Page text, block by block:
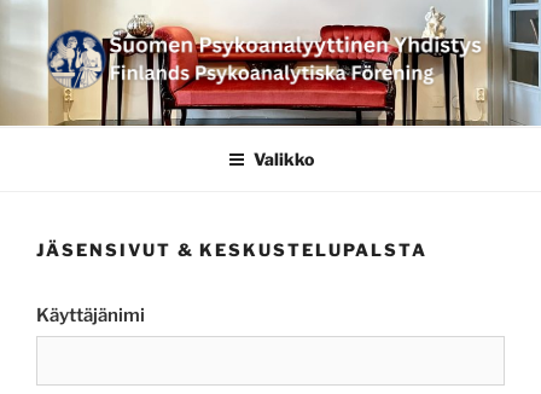
sisältöön
SUOMEN
PSYKOANALYYTTINEN
PSYKOANALYTISKA
Valikko
JÄSENSIVUT & KESKUSTELUPALSTA
Käyttäjänimi